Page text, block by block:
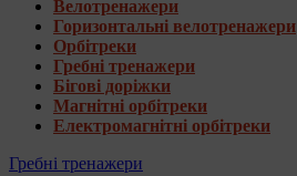
Велотренажери
Горизонтальні велотренажери
Орбітреки
Гребні тренажери
Бігові доріжки
Магнітні орбітреки
Електромагнітні орбітреки
Гребні тренажери